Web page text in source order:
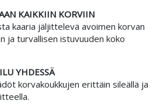
KAIKKIIN KORVIIN
kaaria jäljittelevä avoimen korvan
ja turvallisen istuvuuden koko
YHDESSÄ
korvakoukkujen erittäin sileällä ja